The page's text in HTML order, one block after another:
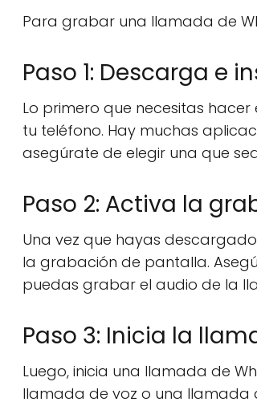
Para grabar una llamada de
Paso 1: Descarga e
Lo primero que necesitas
tu teléfono. Hay muchas
asegúrate de elegir una que
Paso 2: Activa la
Una vez que hayas
la grabación de pantalla.
puedas grabar el audio de la
Paso 3: Inicia la
Luego, inicia una llamada de
llamada de voz o una llamada